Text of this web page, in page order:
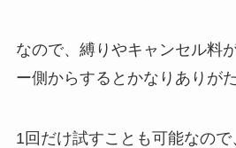
なので、縛りやキャンセル料
ー側からするとかなりありがた
1回だけ試すことも可能なの